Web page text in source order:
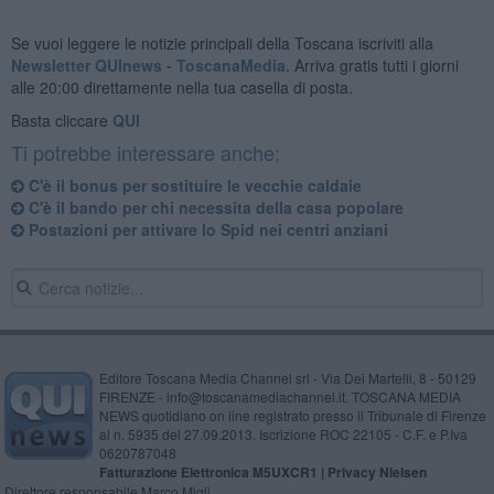
Se vuoi leggere le notizie principali della Toscana iscriviti alla
Newsletter QUInews - ToscanaMedia. Arriva gratis tutti i giorni
alle 20:00 direttamente nella tua casella di posta.
Basta cliccare QUI
Ti potrebbe interessare anche:
C'è il bonus per sostituire le vecchie caldaie
C'è il bando per chi necessita della casa popolare
Postazioni per attivare lo Spid nei centri anziani
Editore Toscana Media Channel srl - Via Dei Martelli, 8 - 50129
FIRENZE - info@toscanamediachannel.it. TOSCANA MEDIA
NEWS quotidiano on line registrato presso il Tribunale di Firenze
al n. 5935 del 27.09.2013. Iscrizione ROC 22105 - C.F. e P.Iva
0620787048
Fatturazione Elettronica M5UXCR1 | Privacy Nielsen